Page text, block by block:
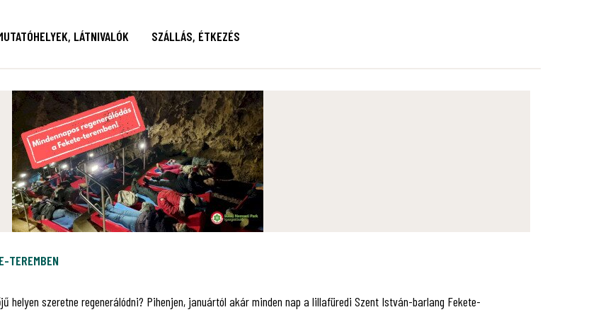
LÁTNIVALÓK SZÁLLÁS, ÉTKEZÉS
TEREMBEN
helyen szeretne regenerálódni? Pihenjen, januártól akár minden nap a lillafüredi Szent István-barlang Fekete-